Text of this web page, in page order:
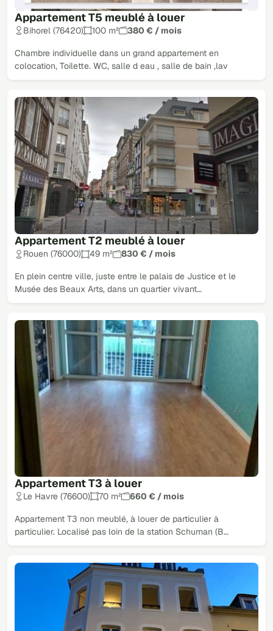
Appartement T5 meublé à louer
Bihorel (76420) 100 m² 380 € / mois
Chambre individuelle dans un grand appartement en
colocation, Toilette. WC, salle d eau , salle de bain ,lav
Appartement T2 meublé à louer
Rouen (76000) 49 m² 830 € / mois
En plein centre ville, juste entre le palais de Justice et le
Musée des Beaux Arts, dans un quartier vivant…
Appartement T3 à louer
Le Havre (76600) 70 m² 660 € / mois
Appartement T3 non meublé, à louer de particulier à
particulier. Localisé pas loin de la station Schuman (B…